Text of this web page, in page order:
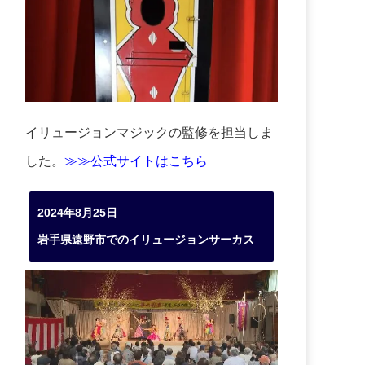
イリュージョンマジックの監修を担当しま
した。 ≫≫公式サイトはこちら
2024年8月25日
岩手県遠野市でのイリュージョンサーカス